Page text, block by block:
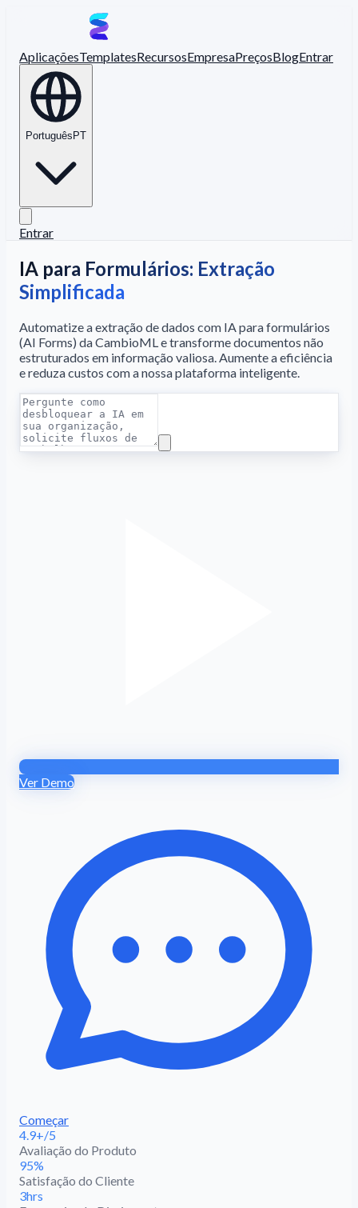
AplicaçõesTemplatesRecursosEmpresaPreçosBlogEntrar
Português PT
Entrar
IA para Formulários: Extração
Simplificada
Automatize a extração de dados com IA para formulários
(AI Forms) da CambioML e transforme documentos não
estruturados em informação valiosa. Aumente a eficiência
e reduza custos com a nossa plataforma inteligente.
Ver Demo
Começar
4.9+/5
Avaliação do Produto
95%
Satisfação do Cliente
3hrs